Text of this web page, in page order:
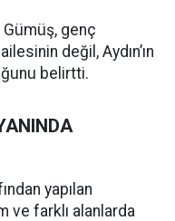
genç
değil, Aydın’ın
belirtti.
yapılan
ve farklı alanlarda